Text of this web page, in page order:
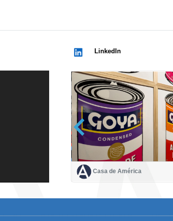
LinkedIn
Casa de América